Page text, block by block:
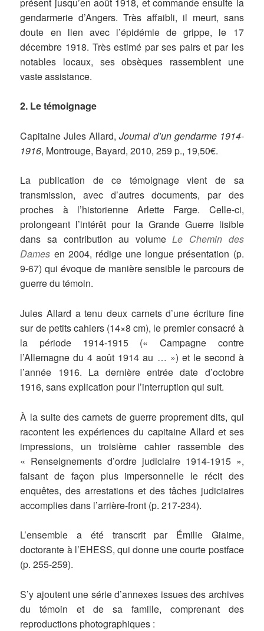
gendarmerie d’Angers. Très affaibli, il meurt, sans
doute en lien avec l’épidémie de grippe, le 17
décembre 1918. Très estimé par ses pairs et par les
notables locaux, ses obsèques rassemblent une
vaste assistance.
2. Le témoignage
Capitaine Jules Allard, Journal d’un gendarme 1914-
1916, Montrouge, Bayard, 2010, 259 p., 19,50€.
La publication de ce témoignage vient de sa
transmission, avec d’autres documents, par des
proches à l’historienne Arlette Farge. Celle-ci,
prolongeant l’intérêt pour la Grande Guerre lisible
dans sa contribution au volumeLe Chemin des
Dames en 2004, rédige une longue présentation (p.
9-67) qui évoque de manière sensible le parcours de
guerre du témoin.
Jules Allard a tenu deux carnets d’une écriture fine
sur de petits cahiers (14×8 cm), le premier consacré à
la période 1914-1915 (« Campagne contre
l’Allemagne du 4 août 1914 au … ») et le second à
l’année 1916. La dernière entrée date d’octobre
1916, sans explication pour l’interruption qui suit.
À la suite des carnets de guerre proprement dits, qui
racontent les expériences du capitaine Allard et ses
impressions, un troisième cahier rassemble des
« Renseignements d’ordre judiciaire 1914-1915 »,
faisant de façon plus impersonnelle le récit des
enquêtes, des arrestations et des tâches judiciaires
accomplies dans l’arrière-front (p. 217-234).
L’ensemble a été transcrit par Émilie Giaime,
doctorante à l’EHESS, qui donne une courte postface
(p. 255-259).
S’y ajoutent une série d’annexes issues des archives
du témoin et de sa famille, comprenant des
reproductions photographiques :